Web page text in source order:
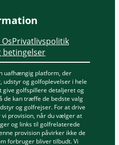
Privatlivspolitik
betingelser
uafhængig platform, der
og golfoplevelser i hele
give golfspillere detaljeret og
de kan træffe de bedste valg
og golfrejser. For at drive
provision, når du vælger at
og links til golfrelaterede
provision påvirker ikke de
forbruger bliver tilbudt. Vi